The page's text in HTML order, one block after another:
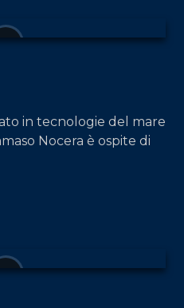
in tecnologie del mare
Nocera è ospite di